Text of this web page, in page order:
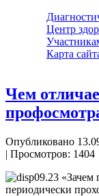
Центр
Карта
Чем
Опубликовано
| Просмотров: 1404
«Зачем
периодически